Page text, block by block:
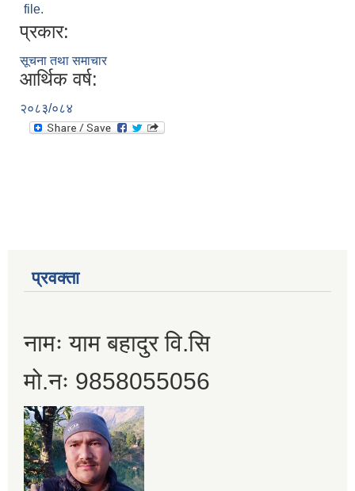
file.
प्रकार:
सूचना तथा समाचार
आर्थिक वर्ष:
२०८३/०८४
प्रवक्ता
नामः याम बहादुर वि.सि
मो.नः 9858055056